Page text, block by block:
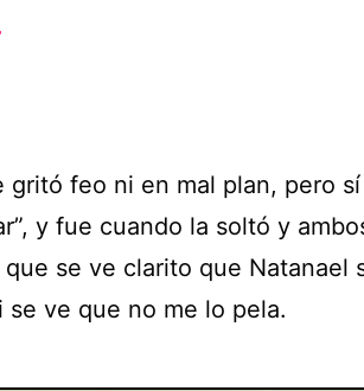
gritó feo ni en mal plan, pero
y fue cuando la soltó y
que se ve clarito que Natanael
se ve que no me lo pela.